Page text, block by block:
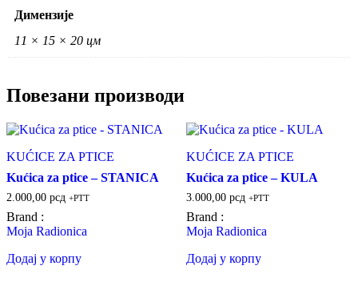
Димензије
11 × 15 × 20 цм
Повезани производи
KUĆICE ZA PTICE
Kućica za ptice – STANICA
2.000,00 рсд +PTT
Brand :
Moja Radionica
Додај у корпу
KUĆICE ZA PTICE
Kućica za ptice – KULA
3.000,00 рсд +PTT
Brand :
Moja Radionica
Додај у корпу